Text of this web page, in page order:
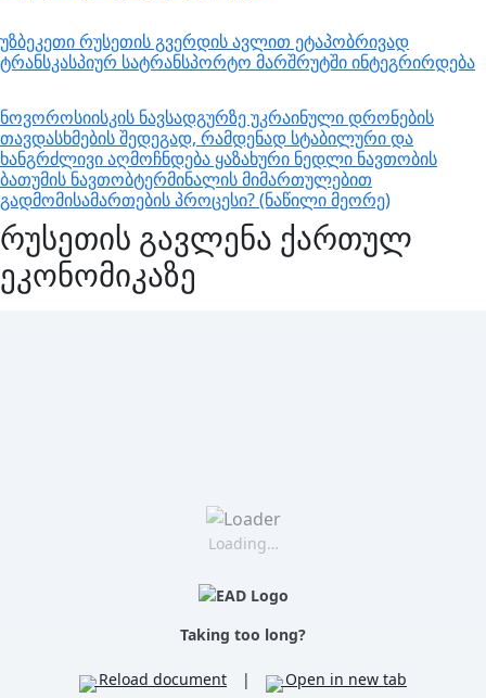
უზბეკეთი რუსეთის გვერდის ავლით ეტაპობრივად
ტრანსკასპიურ სატრანსპორტო მარშრუტში ინტეგრირდება
ნოვოროსიისკის ნავსადგურზე უკრაინული დრონების
თავდასხმების შედეგად, რამდენად სტაბილური და
ხანგრძლივი აღმოჩნდება ყაზახური ნედლი ნავთობის
ბათუმის ნავთობტერმინალის მიმართულებით
გადმომისამართების პროცესი? (ნაწილი მეორე)
რუსეთის გავლენა ქართულ
ეკონომიკაზე
Loading…
Taking too long?
Reload document | Open in new tab